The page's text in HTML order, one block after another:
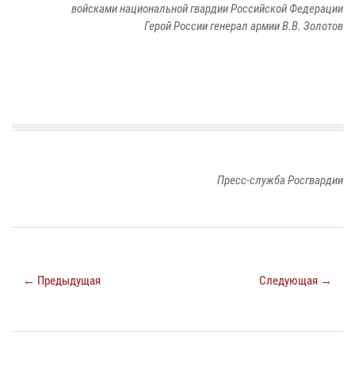
войсками национальной гвардии Российской Федерации
Герой России генерал армии В.В. Золотов
Пресс-служба Росгвардии
← Предыдущая Следующая →